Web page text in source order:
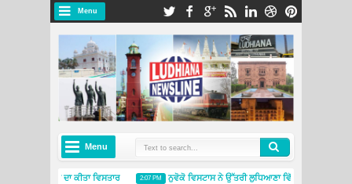
Menu
Menu
ਕਲਰ ਪੈਲੇਟ ਦਾ ਕੀਤਾ ਵਿਸਤਾਰ 2:07 PM
ਨੁਵੋਕੋ ਵਿਸਟਾਸ ਨੇ ਉੱਤਰੀ ਲੁਧਿਆਣਾ ਵਿੱਚ ਨਵਾਂ ਰੈਡੀ-